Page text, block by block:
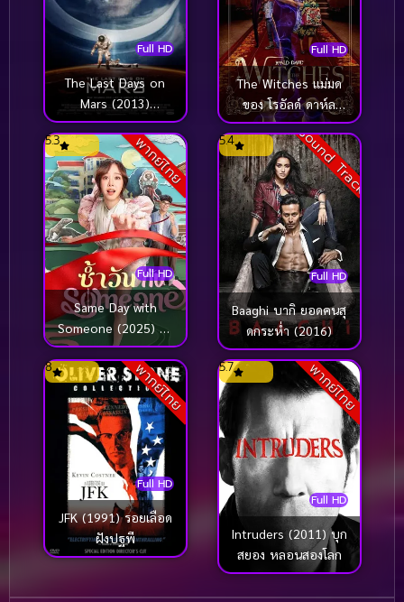
Full HD
The Last Days on
Mars (2013)
วิกฤตการณ์ดาวอังคาร
มรณะ
Full HD
The Witches แม่มด
ของ โรอัลด์ ดาห์ล
(2020)
พากย์ไทย
Full HD
5.3
Same Day with
Someone (2025) ซ้ำ
วัน กับ Someone
Sound Track
Full HD
5.4
Baaghi บากิ ยอดคนสุ
ดกระห่ำ (2016)
พากย์ไทย
Full HD
8
JFK (1991) รอยเลือด
ฝังปฐพี
พากย์ไทย
Full HD
5.7
Intruders (2011) บุก
สยอง หลอนสองโลก